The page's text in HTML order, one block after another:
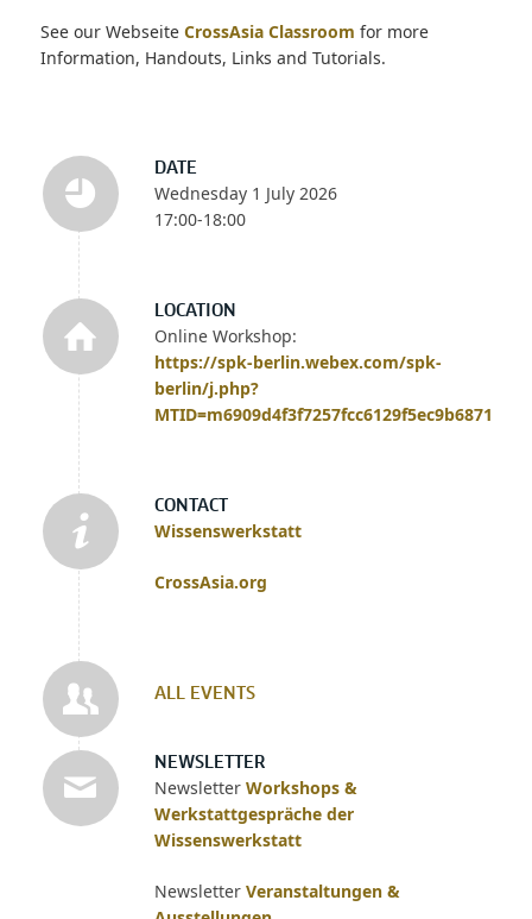
DATE
Wednesday 1 July 2026
17:00-18:00
LOCATION
Online Workshop:
https://spk-berlin.webex.com/spk-
berlin/j.php?
MTID=m6909d4f3f7257fcc6129f5ec9b6871fa
CONTACT
Wissenswerkstatt
CrossAsia.org
ALL EVENTS
NEWSLETTER
Newsletter Workshops &
Werkstattgespräche der
Wissenswerkstatt
Newsletter Veranstaltungen &
See our Webseite CrossAsia Classroom for more
Information, Handouts, Links and Tutorials.